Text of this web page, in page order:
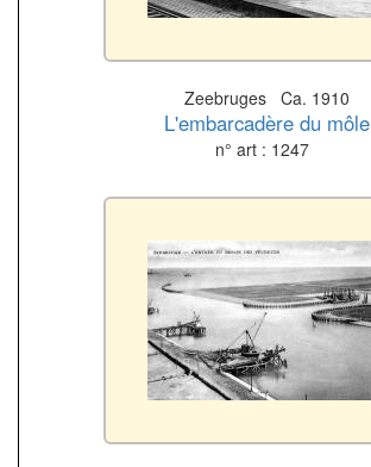
Zeebruges Ca. 1910
L'embarcadère du môle
n° art : 1247